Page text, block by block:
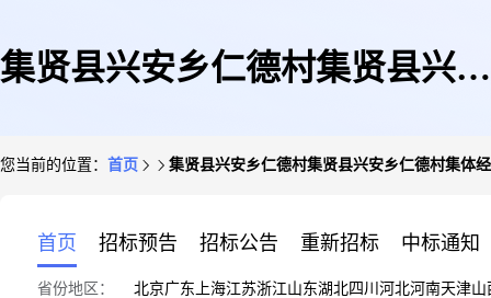
集贤县兴安乡仁德村集贤县兴安
您当前的位置： 首页 集贤县兴安乡仁德村集贤县兴安乡仁德村集体
首页 招标预告 招标公告 重新招标 中标通知
省份地区： 北京广东 上海江苏浙江山东湖北四川 河北河南天津山